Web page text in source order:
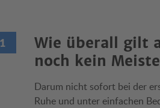
Wie überall gilt
noch kein
Darum nicht sofort bei der
Ruhe und unter einfachen